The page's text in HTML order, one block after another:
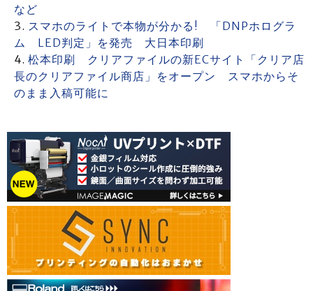
など
スマホのライトで本物が分かる! 「DNPホログラ
ム LED判定」を発売 大日本印刷
松本印刷 クリアファイルの新ECサイト「クリア店
長のクリアファイル商店」をオープン スマホからそ
のまま入稿可能に